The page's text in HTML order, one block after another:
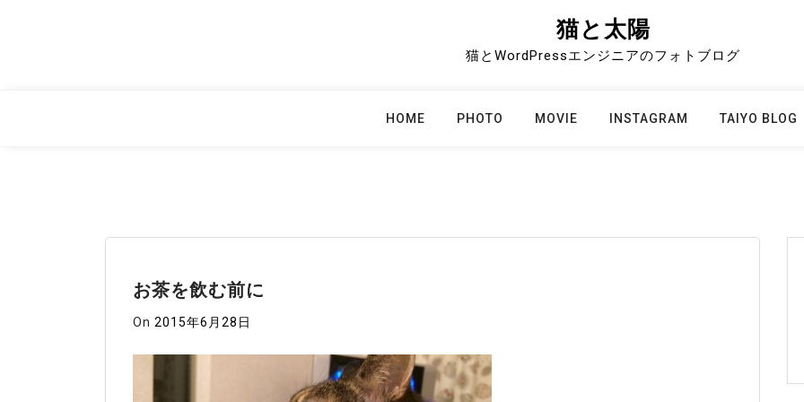
猫と太陽
猫とWordPressエンジニアのフォトブログ
HOME PHOTO MOVIE INSTAGRAM TAIYO BLOG
お茶を飲む前に
On 2015年6月28日